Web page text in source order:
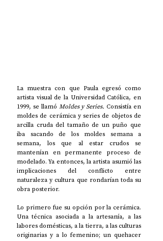
La muestra con que Paula egresó como
artista visual de la Universidad Católica, en
1999, se llamó Moldes y Series. Consistía en
moldes de cerámica y series de objetos de
arcilla cruda del tamaño de un puño que
iba sacando de los moldes semana a
semana, los que al estar crudos se
mantenían en permanente proceso de
modelado. Ya entonces, la artista asumió las
implicaciones del conflicto entre
naturaleza y cultura que rondarían toda su
obra posterior.
Lo primero fue su opción por la cerámica.
Una técnica asociada a la artesanía, a las
labores domésticas, a la tierra, a las culturas
originarias y a lo femenino; un quehacer